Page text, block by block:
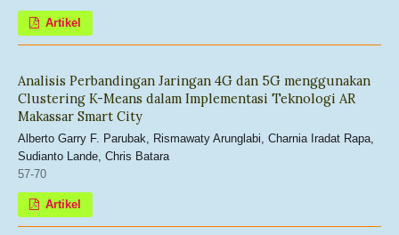
Artikel
Analisis Perbandingan Jaringan 4G dan 5G menggunakan
Clustering K-Means dalam Implementasi Teknologi AR
Makassar Smart City
Alberto Garry F. Parubak, Rismawaty Arunglabi, Charnia Iradat Rapa,
Sudianto Lande, Chris Batara
57-70
Artikel